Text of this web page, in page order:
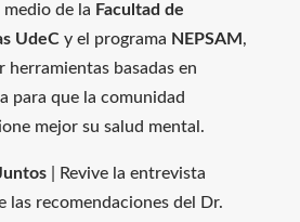
de la Facultad de
UdeCy el programa NEPSAM ,
herramientas basadas en
para que la comunidad
mejor su salud mental.
| Revive la entrevista
las recomendaciones del Dr.